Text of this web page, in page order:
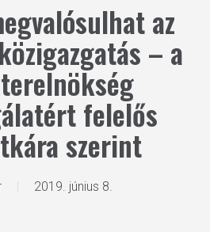
az
– a
felelős
szerint
2019. június 8.